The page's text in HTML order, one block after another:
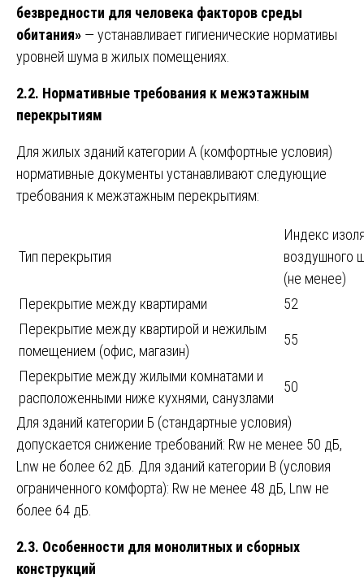
безвредности для человека факторов среды
обитания» — устанавливает гигиенические нормативы
уровней шума в жилых помещениях.
2.2. Нормативные требования к межэтажным
перекрытиям
Для жилых зданий категории А (комфортные условия)
нормативные документы устанавливают следующие
требования к межэтажным перекрытиям:
Тип перекрытия
Индекс
воздушного
(не менее)
Перекрытие между квартирами
52
Перекрытие между квартирой и нежилым
помещением (офис, магазин)
55
Перекрытие между жилыми комнатами и
расположенными ниже кухнями, санузлами
50
Для зданий категории Б (стандартные условия)
допускается снижение требований: Rw не менее 50 дБ,
Lnw не более 62 дБ. Для зданий категории В (условия
ограниченного комфорта): Rw не менее 48 дБ, Lnw не
более 64 дБ.
2.3. Особенности для монолитных и сборных
конструкций